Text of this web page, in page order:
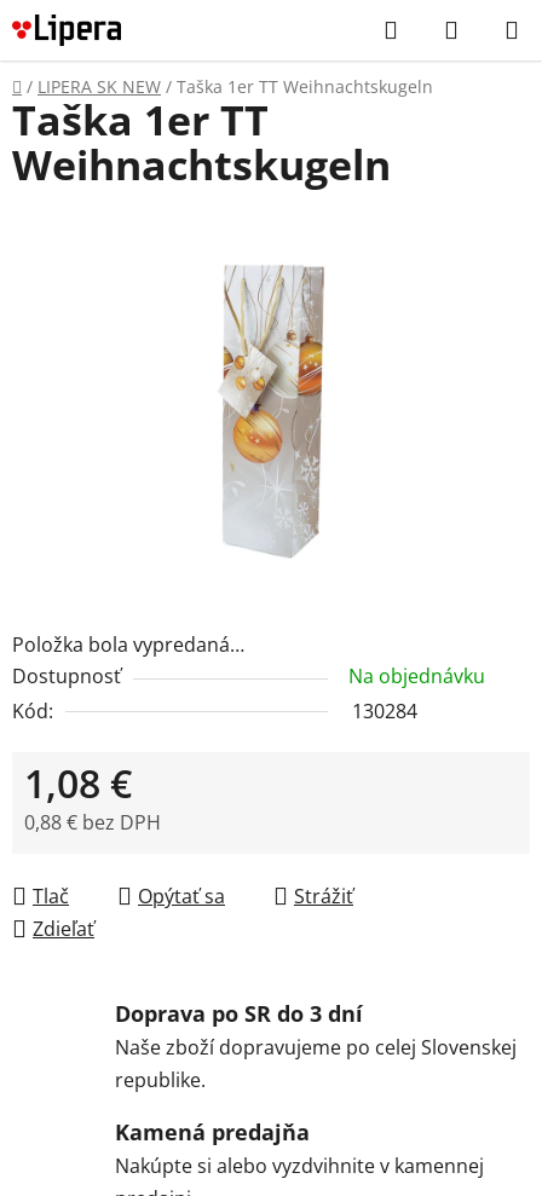
Prejsť
na
obsah
Hľadať
KOŠÍK
Domov
/ LIPERA SK NEW / Taška 1er TT Weihnachtskugeln
Položka bola vypredaná…
Dostupnosť
Na objednávku
Kód:
130284
1,08 €
0,88 € bez DPH
Tlač
Opýtať sa
Strážiť
Zdieľať
Taška 1er TT
Weihnachtskugeln
Doprava po SR do 3 dní
Naše zboží dopravujeme po celej Slovenskej
republike.
Kamená predajňa
Nakúpte si alebo vyzdvihnite v kamennej